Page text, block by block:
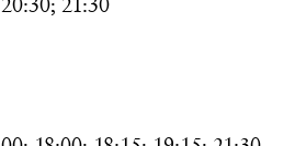
21:30